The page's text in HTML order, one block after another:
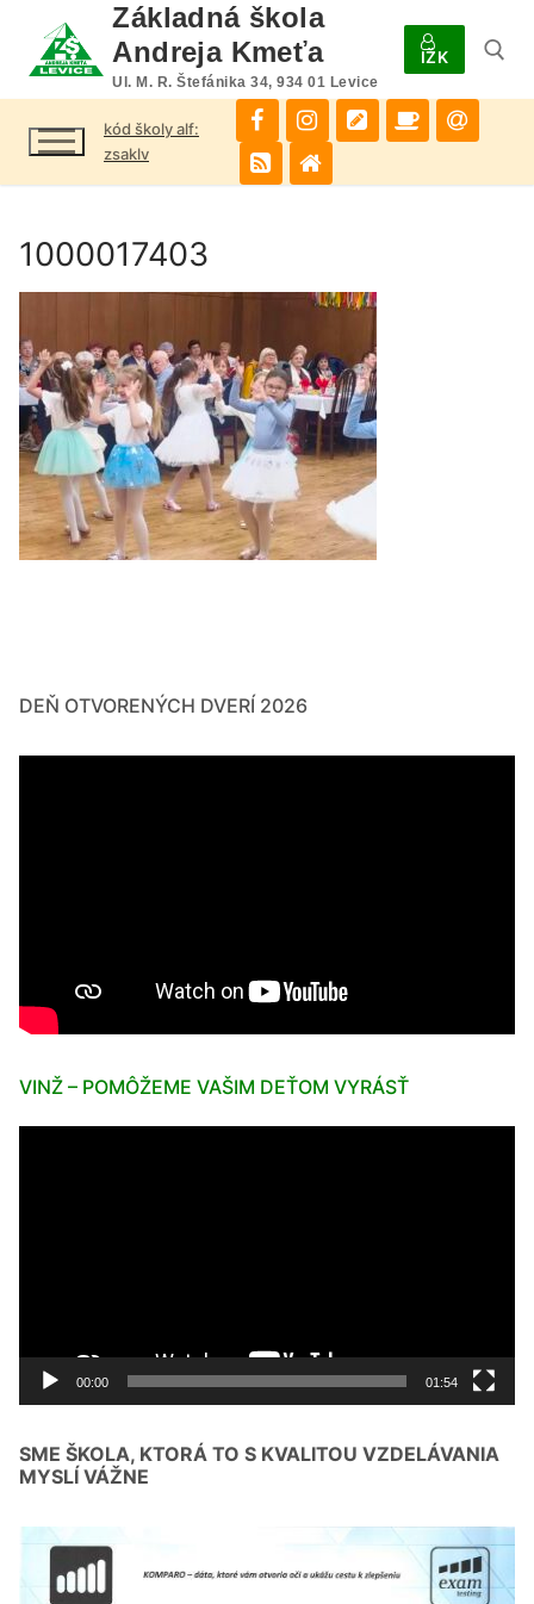
obsah
Základná škola
Andreja Kmeťa
Ul. M. R. Štefánika 34, 934 01 Levice
IŽK
Hľadať:
kód školy alf:
zsaklv
1000017403
DEŇ OTVORENÝCH DVERÍ 2026
VINŽ – POMÔŽEME VAŠIM DEŤOM VYRÁSŤ
00:00 01:54
SME ŠKOLA, KTORÁ TO S KVALITOU VZDELÁVANIA
MYSLÍ VÁŽNE